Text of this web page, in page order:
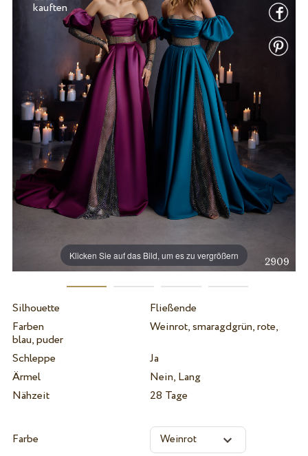
Klicken Sie auf das Bild, um es zu vergrößern
Silhouette
Fließende
Farben
Weinrot, smaragdgrün, rote,
blau, puder
Schleppe
Ja
Ärmel
Nein, Lang
Nähzeit
28 Tage
Farbe